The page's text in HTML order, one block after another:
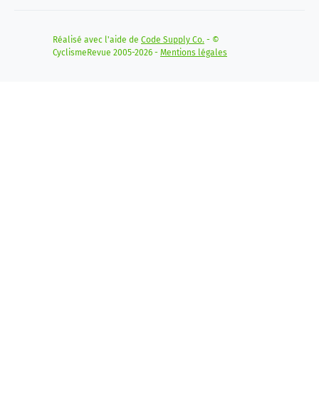
Réalisé avec l'aide de Code Supply Co. - ©
CyclismeRevue 2005-2026 - Mentions légales